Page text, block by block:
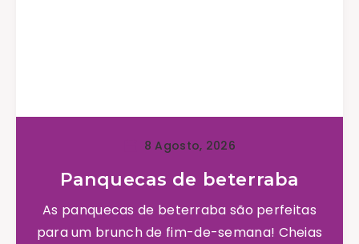
8 Agosto, 2026
Panquecas de beterraba
As panquecas de beterraba são perfeitas
para um brunch de fim-de-semana! Cheias